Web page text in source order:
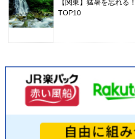
【関東】猛暑を忘れる
TOP10